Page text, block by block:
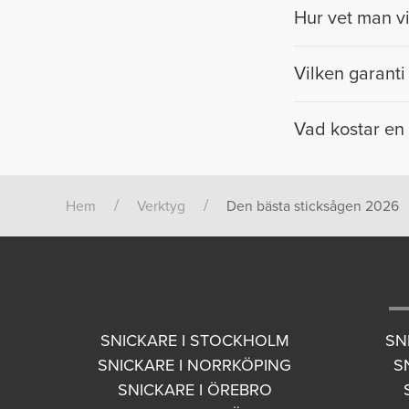
Hur vet man
tänkt använda den
Vilken garanti
mycket slitage, så
Vad kostar en
Hem Verktyg Den bästa sticksågen 2026
SNICKARE I STOCKHOLM
SNICKARE I NORRKÖPING
SNICKARE I ÖREBRO